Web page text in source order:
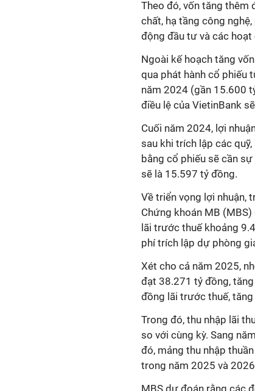
Theo đó, vốn tăng
chất, hạ tầng công
động đầu tư và các hoạt
Ngoài kế hoạch tăng
qua phát hành cổ phiếu
năm 2024 (gần 15.600
điều lệ của VietinBank
Cuối năm 2024, lợi
sau khi trích lập các
bằng cổ phiếu sẽ cần
sẽ là 15.597 tỷ đồng.
Về triển vọng lợi nhuận,
Chứng khoán MB
lãi trước thuế khoảng
phí trích lập dự phòng
Xét cho cả năm 2025,
đạt 38.271 tỷ đồng,
đồng lãi trước thuế, tăng
Trong đó, thu nhập lãi
so với cùng kỳ. Sang
đó, mảng thu nhập
trong năm 2025 và
MBS dự đoán rằng các